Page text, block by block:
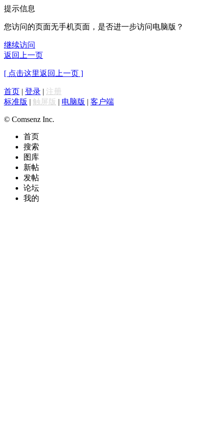
提示信息
您访问的页面无手机页面，是否进一步访问电脑版？
继续访问
返回上一页
[ 点击这里返回上一页 ]
首页 | 登录 | 注册
标准版 | 触屏版 | 电脑版 | 客户端
© Comsenz Inc.
首页
搜索
图库
新帖
发帖
论坛
我的